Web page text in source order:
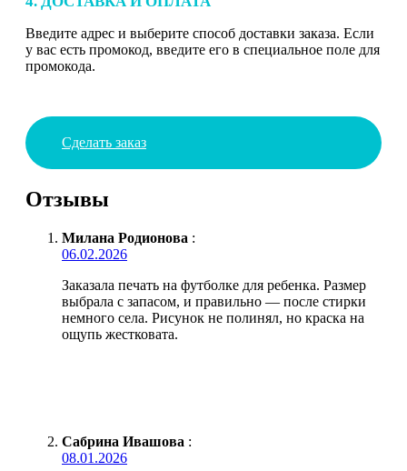
Введите адрес и выберите способ доставки заказа. Если
у вас есть промокод, введите его в специальное поле для
промокода.
Сделать заказ
Отзывы
Милана Родионова :
06.02.2026
Заказала печать на футболке для ребенка. Размер
выбрала с запасом, и правильно — после стирки
немного села. Рисунок не полинял, но краска на
ощупь жестковата.
Сабрина Ивашова :
08.01.2026